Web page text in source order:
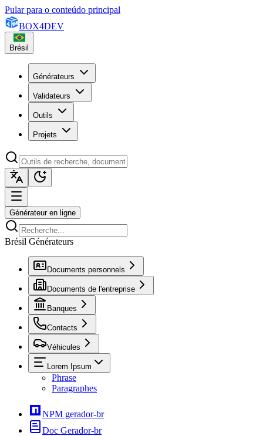
Pular para o conteúdo principal
BOX4DEV
Brésil
Générateurs
Validateurs
Outils
Projets
Générateur en ligne
Brésil Générateurs
Documents personnels
Documents de l'entreprise
Banques
Contacts
Véhicules
Lorem Ipsum
Phrase
Paragraphes
NPM gerador-br
Doc Gerador-br